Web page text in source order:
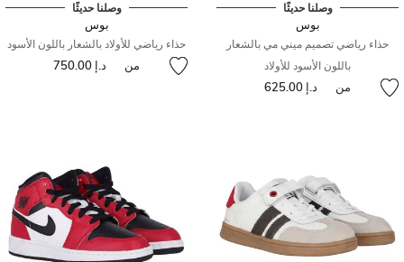
وصلنا حديثًا
بوس
حذاء رياضي تصميم ميني مي بالشعار
باللون الأسود للأولاد
من د.إ 625.00
وصلنا حديثًا
بوس
حذاء رياضي للأولاد بالشعار باللون الأسود
من د.إ 750.00